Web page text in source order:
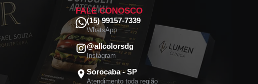
FALE CONOSCO
(15) 99157-7339
WhatsApp
@allcolorsdg
Instagram
Sorocaba - SP
Atendimento toda região